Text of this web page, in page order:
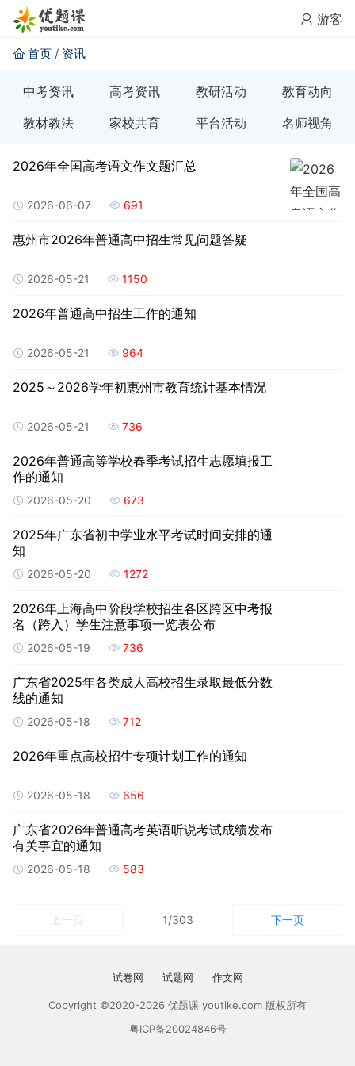
游客
首页 / 资讯
中考资讯 高考资讯 教研活动
教育动向
教材教法
家校共育 平台活动 名师视角
2026年全国高考语文作文题汇总
2026-06-07 691
惠州市2026年普通高中招生常见问题答疑
2026-05-21 1150
2026年普通高中招生工作的通知
2026-05-21 964
2025～2026学年初惠州市教育统计基本情况
2026-05-21 736
2026年普通高等学校春季考试招生志愿填报工
作的通知
2026-05-20 673
2025年广东省初中学业水平考试时间安排的通
知
2026-05-20 1272
2026年上海高中阶段学校招生各区跨区中考报
名（跨入）学生注意事项一览表公布
2026-05-19 736
广东省2025年各类成人高校招生录取最低分数
线的通知
2026-05-18 712
2026年重点高校招生专项计划工作的通知
2026-05-18 656
广东省2026年普通高考英语听说考试成绩发布
有关事宜的通知
2026-05-18 583
上一页 1/303 下一页
试卷网 试题网 作文网
Copyright ©2020-2026 优题课 youtike.com 版权所有
粤ICP备20024846号